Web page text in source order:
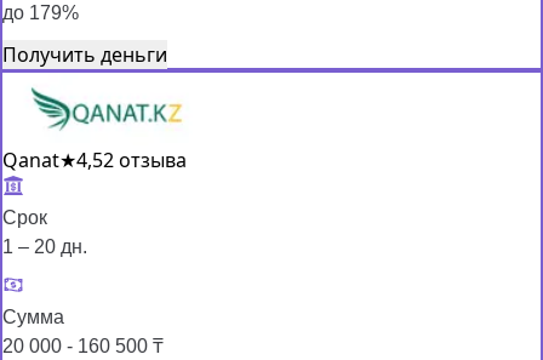
до 179%
Получить деньги
Qanat★4,52 отзыва
Срок
1 – 20 дн.
Сумма
20 000 - 160 500 ₸